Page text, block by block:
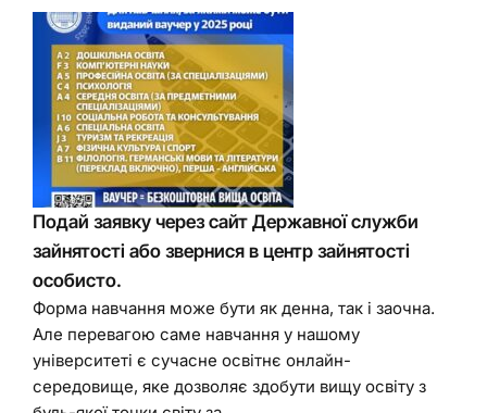
Подай заявку через сайт Державної служби
зайнятості або звернися в центр зайнятості
особисто.
Форма навчання може бути як денна, так і заочна.
Але перевагою саме навчання у нашому
університеті є сучасне освітнє онлайн-
середовище, яке дозволяє здобути вищу освіту з